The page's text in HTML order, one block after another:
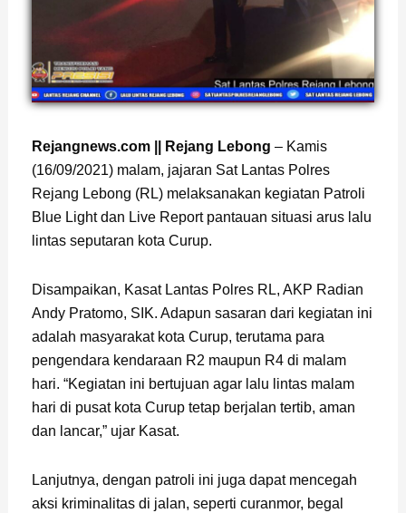
Rejangnews.com || Rejang Lebong – Kamis
(16/09/2021) malam, jajaran Sat Lantas Polres
Rejang Lebong (RL) melaksanakan kegiatan Patroli
Blue Light dan Live Report pantauan situasi arus lalu
lintas seputaran kota Curup.
Disampaikan, Kasat Lantas Polres RL, AKP Radian
Andy Pratomo, SIK. Adapun sasaran dari kegiatan ini
adalah masyarakat kota Curup, terutama para
pengendara kendaraan R2 maupun R4 di malam
hari. “Kegiatan ini bertujuan agar lalu lintas malam
hari di pusat kota Curup tetap berjalan tertib, aman
dan lancar,” ujar Kasat.
Lanjutnya, dengan patroli ini juga dapat mencegah
aksi kriminalitas di jalan, seperti curanmor, begal